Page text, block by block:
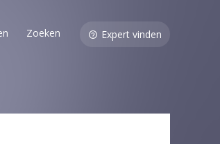
Zoeken Expert vinden